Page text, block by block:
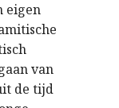
eigen
van
de tijd